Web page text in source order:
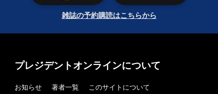
雑誌の予約購読はこちらから
プレジデントオンラインについて
お知らせ 著者一覧
このサイトについて